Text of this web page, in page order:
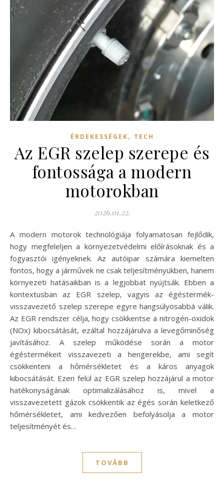
ÉRDEKESSÉGEK, TECH
Az EGR szelep szerepe és
fontossága a modern
motorokban
2026.01.22.
A modern motorok technológiája folyamatosan fejlődik,
hogy megfeleljen a környezetvédelmi előírásoknak és a
fogyasztói igényeknek. Az autóipar számára kiemelten
fontos, hogy a járművek ne csak teljesítményükben, hanem
környezeti hatásaikban is a legjobbat nyújtsák. Ebben a
kontextusban az EGR szelep, vagyis az égéstermék-
visszavezető szelep szerepe egyre hangsúlyosabbá válik.
Az EGR rendszer célja, hogy csökkentse a nitrogén-oxidok
(NOx) kibocsátását, ezáltal hozzájárulva a levegőminőség
javításához. A szelep működése során a motor
égéstermékeit visszavezeti a hengerekbe, ami segít
csökkenteni a hőmérsékletet és a káros anyagok
kibocsátását. Ezen felül az EGR szelep hozzájárul a motor
hatékonyságának optimalizálásához is, mivel a
visszavezetett gázok csökkentik az égés során keletkező
hőmérsékletet, ami kedvezően befolyásolja a motor
teljesítményét és…
TOVÁBB